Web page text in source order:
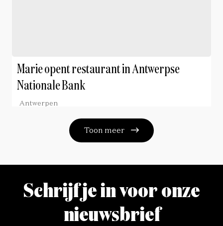
Marie opent restaurant in Antwerpse
Nationale Bank
Antwerpen
Toon meer
Schrijf je in voor onze
nieuwsbrief